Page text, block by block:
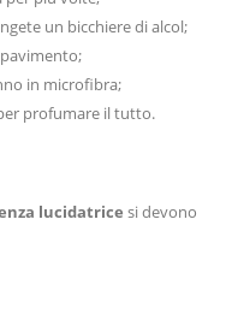
un bicchiere di alcol;
in microfibra;
profumare il tutto.
lucidatrice si devono